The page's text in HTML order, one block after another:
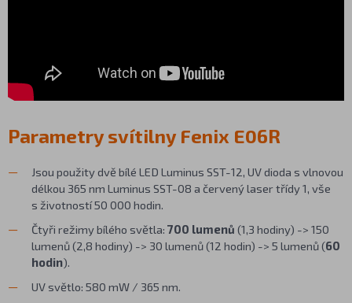
Parametry svítilny Fenix E06R
Jsou použity dvě bílé LED Luminus SST-12, UV dioda s vlnovou
délkou 365 nm Luminus SST-08 a červený laser třídy 1, vše
s životností 50 000 hodin.
Čtyři režimy bílého světla: 700 lumenů (1,3 hodiny) -> 150
lumenů (2,8 hodiny) -> 30 lumenů (12 hodin) -> 5 lumenů (60
hodin).
UV světlo: 580 mW / 365 nm.